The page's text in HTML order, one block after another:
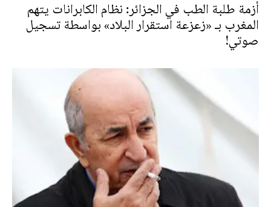
أزمة طلبة الطب في الجزائر: نظام الكابرانات يتهم
المغرب بـ «زعزعة استقرار البلاد» بواسطة تسجيل
صوتي!